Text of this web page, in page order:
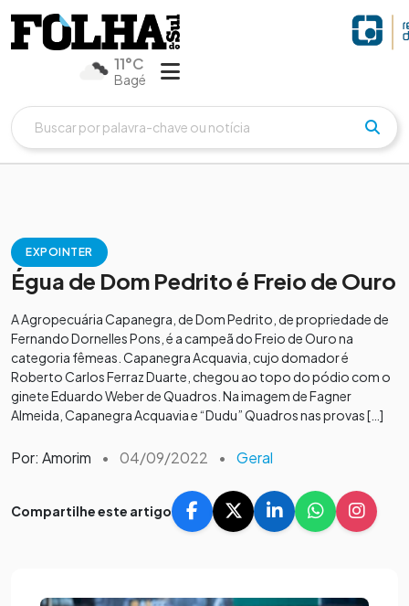
11°C
Bagé
EXPOINTER
Égua de Dom Pedrito é Freio de Ouro
A Agropecuária Capanegra, de Dom Pedrito, de propriedade de
Fernando Dornelles Pons, é a campeã do Freio de Ouro na
categoria fêmeas. Capanegra Acquavia, cujo domador é
Roberto Carlos Ferraz Duarte, chegou ao topo do pódio com o
ginete Eduardo Weber de Quadros. Na imagem de Fagner
Almeida, Capanegra Acquavia e “Dudu” Quadros nas provas […]
Por: Amorim • 04/09/2022 • Geral
Compartilhe este artigo